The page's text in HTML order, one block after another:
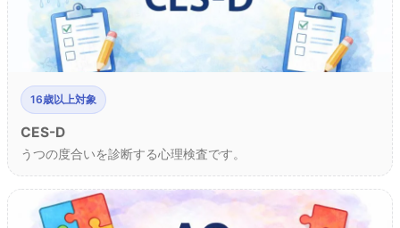
16歳以上対象
CES-D
うつの度合いを診断する心理検査です。